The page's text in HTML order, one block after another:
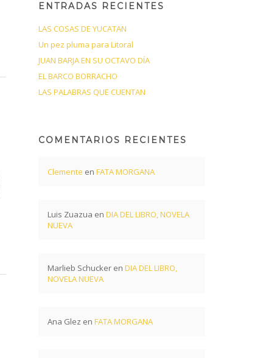
ENTRADAS RECIENTES
LAS COSAS DE YUCATAN
Un pez pluma para Litoral
JUAN BARJA EN SU OCTAVO DÍA
EL BARCO BORRACHO
LAS PALABRAS QUE CUENTAN
COMENTARIOS RECIENTES
Clemente enFATA MORGANA
Luis Zuazua enDIA DEL LIBRO, NOVELA
NUEVA
Marlieb Schucker enDIA DEL LIBRO,
NOVELA NUEVA
Ana Glez enFATA MORGANA